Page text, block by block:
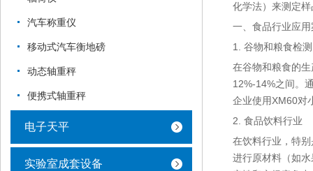
汽车称重仪
移动式汽车衡地磅
动态轴重秤
便携式轴重秤
电子天平
实验室成套设备
化学法）来测定
一、食品行业应用
1. 谷物和粮食检测
在谷物和粮食的
12%-14%之间。
企业使用XM60对
2. 食品饮料行业
在饮料行业，特
进行原材料（如